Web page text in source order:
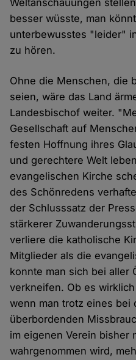
Weltanschauungen
besser wüsste, man
unterbewusstes "leider"
zu hören.
Ohne die Menschen, die
seien, wäre das Land
Landesbischof weiter.
Gesellschaft auf
festen Hoffnung ihres
und gerechtere Welt
evangelischen Kirche
des Schönredens
der Schlusssatz der
stärkerer
verliere die katholische
Mitglieder als die
konnte man sich bei aller
verkneifen. Ob es
wenn man trotz eines bei
überbordenden
im eigenen Verein bisher
wahrgenommen wird,